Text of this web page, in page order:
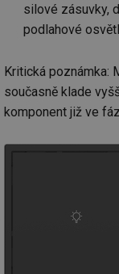
silové zásuvky,
podlahové
Kritická poznámka:
současně klade
komponent již ve